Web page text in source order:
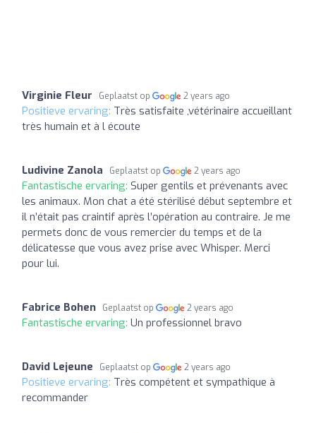
Virginie Fleur Geplaatst op 2 years ago
Positieve ervaring: Très satisfaite ,vétérinaire accueillant
très humain et à l écoute
Ludivine Zanola Geplaatst op 2 years ago
Fantastische ervaring: Super gentils et prévenants avec
les animaux. Mon chat a été stérilisé début septembre et
il n’était pas craintif après l’opération au contraire. Je me
permets donc de vous remercier du temps et de la
délicatesse que vous avez prise avec Whisper. Merci
pour lui.
Fabrice Bohen Geplaatst op 2 years ago
Fantastische ervaring: Un professionnel bravo
David Lejeune Geplaatst op 2 years ago
Positieve ervaring: Très compétent et sympathique à
recommander